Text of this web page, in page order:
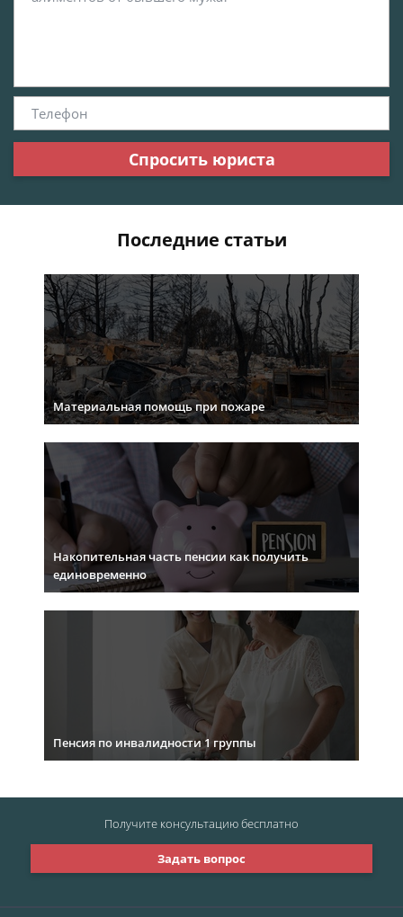
Спросить юриста
Последние статьи
Материальная помощь при пожаре
Накопительная часть пенсии как получить
единовременно
Пенсия по инвалидности 1 группы
Задать вопрос
Получите консультациюбесплатно